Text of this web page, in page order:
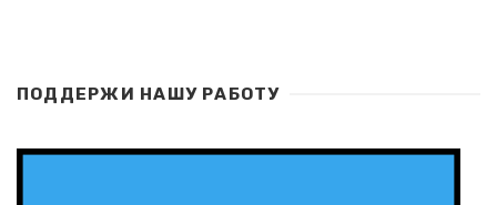
ПОДДЕРЖИ НАШУ РАБОТУ